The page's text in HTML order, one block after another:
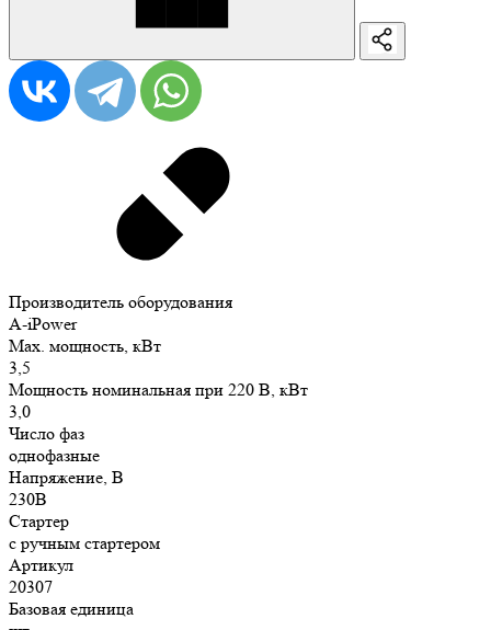
Производитель оборудования
A-iPower
Max. мощность, кВт
3,5
Мощность номинальная при 220 В, кВт
3,0
Число фаз
однофазные
Напряжение, В
230В
Стартер
с ручным стартером
Артикул
20307
Базовая единица